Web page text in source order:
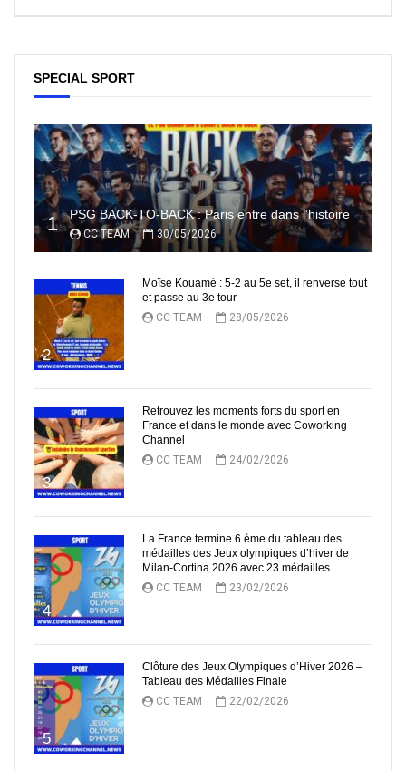
SPECIAL SPORT
1 PSG BACK-TO-BACK : Paris entre dans l’histoire
CC TEAM 30/05/2026
2
Moïse Kouamé : 5-2 au 5e set, il renverse tout
et passe au 3e tour
CC TEAM
28/05/2026
3
Retrouvez les moments forts du sport en
France et dans le monde avec Coworking
Channel
CC TEAM
24/02/2026
4
La France termine 6 ème du tableau des
médailles des Jeux olympiques d’hiver de
Milan-Cortina 2026 avec 23 médailles
CC TEAM
23/02/2026
5
Clôture des Jeux Olympiques d’Hiver 2026 –
Tableau des Médailles Finale
CC TEAM
22/02/2026